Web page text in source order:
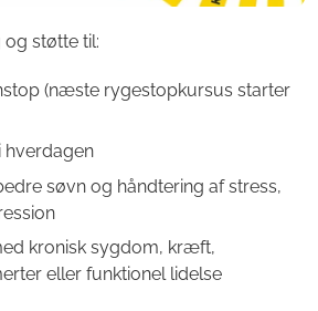
og støtte til:
(næste rygestopkursus starter
hverdagen
søvn og håndtering af stress,
kronisk sygdom, kræft,
eller funktionel lidelse